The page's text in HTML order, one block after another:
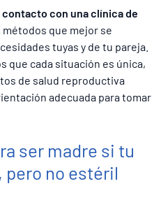
contacto con una clínica de
que mejor se
tuyas y de tu pareja.
que cada situación es única,
de salud reproductiva
adecuada para tomar
ser madre si tu
pero no estéril